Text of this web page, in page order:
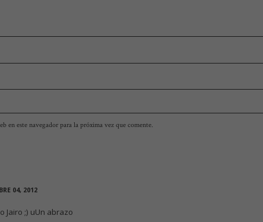
en este navegador para la próxima vez que comente.
04, 2012
Jairo ;) uUn abrazo